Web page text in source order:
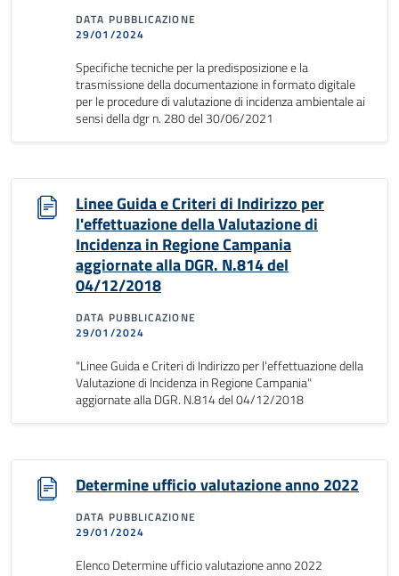
DATA PUBBLICAZIONE
29/01/2024
Specifiche tecniche per la predisposizione e la
trasmissione della documentazione in formato digitale
per le procedure di valutazione di incidenza ambientale ai
sensi della dgr n. 280 del 30/06/2021
Linee Guida e Criteri di Indirizzo per
l'effettuazione della Valutazione di
Incidenza in Regione Campania
aggiornate alla DGR. N.814 del
04/12/2018
DATA PUBBLICAZIONE
29/01/2024
"Linee Guida e Criteri di Indirizzo per l'effettuazione della
Valutazione di Incidenza in Regione Campania"
aggiornate alla DGR. N.814 del 04/12/2018
Determine ufficio valutazione anno 2022
DATA PUBBLICAZIONE
29/01/2024
Elenco Determine ufficio valutazione anno 2022